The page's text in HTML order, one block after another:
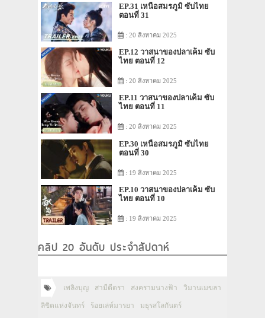
EP.31 เหนือสมรภูมิ ซับไทย
ตอนที่ 31
: 20 สิงหาคม 2025
EP.12 วาสนาของปลาเค็ม ซับ
ไทย ตอนที่ 12
: 20 สิงหาคม 2025
EP.11 วาสนาของปลาเค็ม ซับ
ไทย ตอนที่ 11
: 20 สิงหาคม 2025
EP.30 เหนือสมรภูมิ ซับไทย
ตอนที่ 30
: 19 สิงหาคม 2025
EP.10 วาสนาของปลาเค็ม ซับ
ไทย ตอนที่ 10
: 19 สิงหาคม 2025
คลิป 20 อันดับ ประจำสัปดาห์
เพลิงบุญ สามีตีตรา สงครามนางฟ้า วิมานเมขลา
ลิขิตแห่งจันทร์ ร้อยเล่ห์มารยา มธุรสโลกันตร์